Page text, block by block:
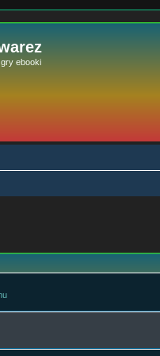
ebooki